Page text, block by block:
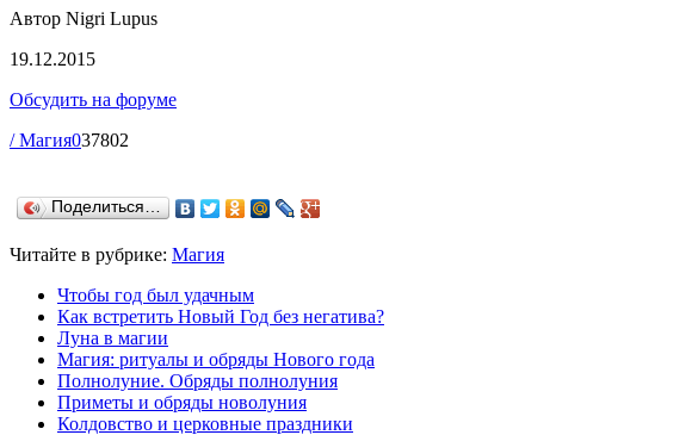
Автор Nigri Lupus
19.12.2015
Обсудить на форуме
/ Магия037802
Поделиться…
Читайте в рубрике: Магия
Чтобы год был удачным
Как встретить Новый Год без негатива?
Луна в магии
Магия: ритуалы и обряды Нового года
Полнолуние. Обряды полнолуния
Приметы и обряды новолуния
Колдовство и церковные праздники